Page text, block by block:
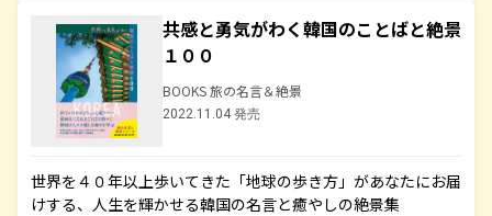
共感と勇気がわく韓国のことばと絶景
１００
BOOKS 旅の名言＆絶景
2022.11.04 発売
世界を４０年以上歩いてきた「地球の歩き方」があなたにお届
けする、人生を輝かせる韓国の名言と癒やしの絶景集